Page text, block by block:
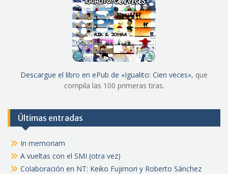
Descargue el libro en ePub de «Igualito: Cien veces», que
compila las 100 primeras tiras.
Últimas entradas
In memoriam
A vueltas con el SMI (otra vez)
Colaboración en NT: Keiko Fujimori y Roberto Sánchez